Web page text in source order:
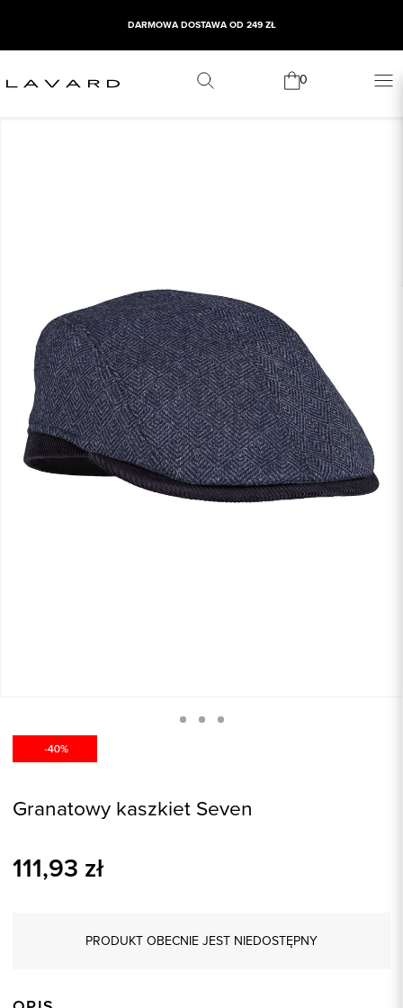
DARMOWA DOSTAWA OD 249 ZŁ
0
Granatowy kaszkiet Seven
111,93 zł
PRODUKT OBECNIE JEST NIEDOSTĘPNY